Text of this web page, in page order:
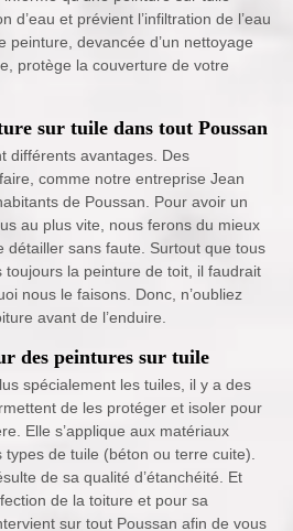
d’eau et prévient l’infiltration de l’eau
peinture, devancée d’un nettoyage
protège la couverture de votre
sur tuile dans tout Poussan
différents avantages. Des
comme notre entreprise Jean
de Poussan. Pour avoir un
au plus vite, nous ferons du mieux
détailler sans faute. Surtout que tous
toujours la peinture de toit, il faudrait
nous le faisons. Donc, n’oubliez
avant de l’enduire.
des peintures sur tuile
spécialement les tuiles, il y a des
de les protéger et isoler pour
Elle s’applique aux matériaux
de tuile (béton ou terre cuite).
de sa qualité d’étanchéité. Et
de la toiture et pour sa
sur tout Poussan afin de vous